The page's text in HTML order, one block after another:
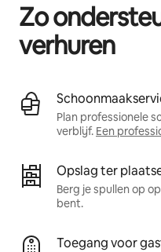
Zo
verhuren
Plan professionele
verblijf. Een
Opslag ter
Berg je spullen op
bent.
Toegang voor